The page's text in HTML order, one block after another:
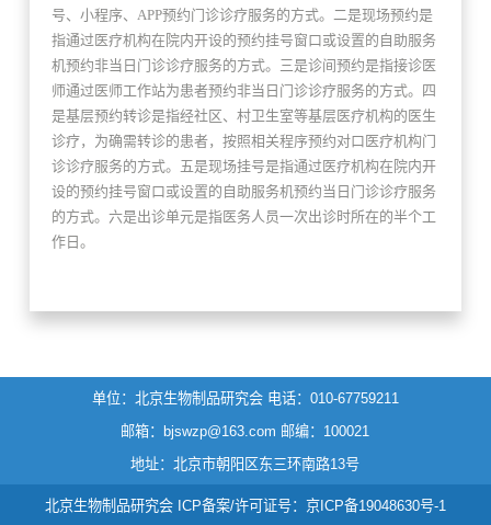
号、小程序、APP预约门诊诊疗服务的方式。二是现场预约是
指通过医疗机构在院内开设的预约挂号窗口或设置的自助服务
机预约非当日门诊诊疗服务的方式。三是诊间预约是指接诊医
师通过医师工作站为患者预约非当日门诊诊疗服务的方式。四
是基层预约转诊是指经社区、村卫生室等基层医疗机构的医生
诊疗，为确需转诊的患者，按照相关程序预约对口医疗机构门
诊诊疗服务的方式。五是现场挂号是指通过医疗机构在院内开
设的预约挂号窗口或设置的自助服务机预约当日门诊诊疗服务
的方式。六是出诊单元是指医务人员一次出诊时所在的半个工
作日。
单位：北京生物制品研究会 电话：010-67759211
邮箱：bjswzp@163.com 邮编：100021
地址：北京市朝阳区东三环南路13号
北京生物制品研究会 ICP备案/许可证号： 京ICP备19048630号-1